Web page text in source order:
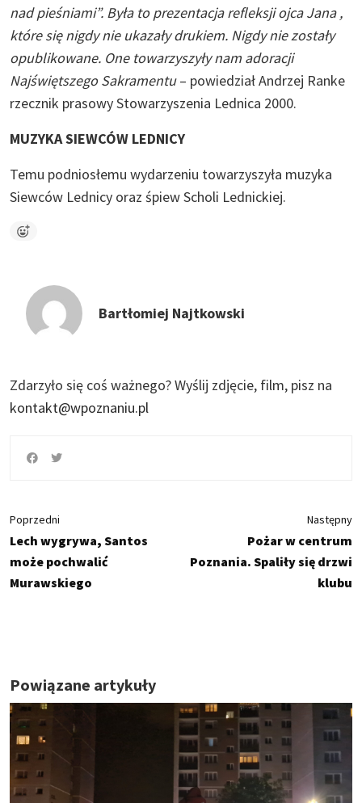
nad pieśniami”. Była to prezentacja refleksji ojca Jana ,
które się nigdy nie ukazały drukiem. Nigdy nie zostały
opublikowane. One towarzyszyły nam adoracji
Najświętszego Sakramentu– powiedział Andrzej Ranke
rzecznik prasowy Stowarzyszenia Lednica 2000.
MUZYKA SIEWCÓW LEDNICY
Temu podniosłemu wydarzeniu towarzyszyła muzyka
Siewców Lednicy oraz śpiew Scholi Lednickiej.
Bartłomiej Najtkowski
Zdarzyło się coś ważnego?Wyślij zdjęcie, film, pisz na
kontakt@wpoznaniu.pl
Poprzedni
Lech wygrywa, Santos
może pochwalić
Murawskiego
Następny
Pożar w centrum
Poznania. Spaliły się drzwi
klubu
Powiązane artykuły